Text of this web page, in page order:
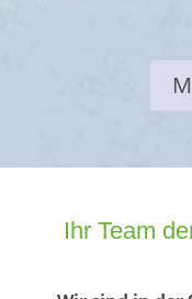
Ihr Team